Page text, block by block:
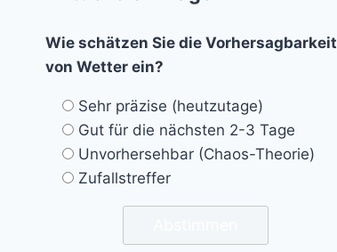
Wie schätzen Sie die Vorhersagbarkeit
von Wetter ein?
Sehr präzise (heutzutage)
Gut für die nächsten 2-3 Tage
Unvorhersehbar (Chaos-Theorie)
Zufallstreffer